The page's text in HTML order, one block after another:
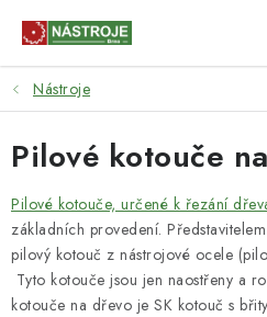
NÁSTROJE
AKCE
BRUSIVO
ELEKTRONÁŘADÍ
Nástroje
Pilové kotouče
Pilové kotouče, určené k řezání
základních provedení.
pilový kotouč z nástrojové ocele
Tyto kotouče jsou jen naostřeny a
kotouče na dřevo je SK kotouč s